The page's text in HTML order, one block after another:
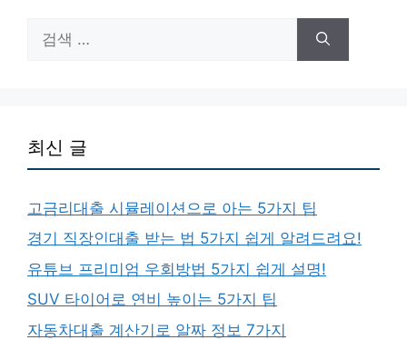
색:
최신 글
고금리대출 시뮬레이션으로 아는 5가지 팁
경기 직장인대출 받는 법 5가지 쉽게 알려드려요!
유튜브 프리미엄 우회방법 5가지 쉽게 설명!
SUV 타이어로 연비 높이는 5가지 팁
자동차대출 계산기로 알짜 정보 7가지